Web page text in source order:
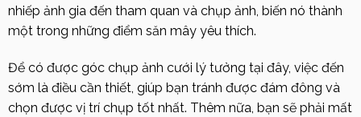
nhiếp ảnh gia đến tham quan và chụp ảnh, biến nó thành
một trong những điểm săn mây yêu thích.
Để có được góc chụp ảnh cưới lý tưởng tại đây, việc đến
sớm là điều cần thiết, giúp bạn tránh được đám đông và
chọn được vị trí chụp tốt nhất. Thêm nữa, bạn sẽ phải mất